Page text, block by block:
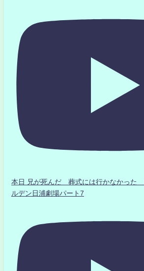
本日 兄が死んだ 葬式には行かなかっ
ルデン日浦劇場パート7